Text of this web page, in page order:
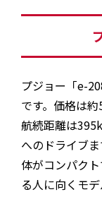
プジョー「e-
です。価格は約
航続距離は
へのドライブ
体がコンパク
る人に向くモデ